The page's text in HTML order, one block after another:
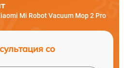
Mi Robot Vacuum Mop 2 Pro
со